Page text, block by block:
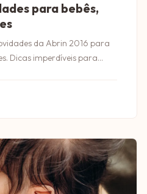
para bebês,
da Abrin 2016 para
Dicas imperdíveis para